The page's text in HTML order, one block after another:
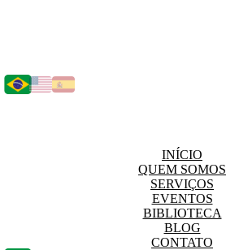
INÍCIO
QUEM SOMOS
SERVIÇOS
EVENTOS
BIBLIOTECA
BLOG
CONTATO